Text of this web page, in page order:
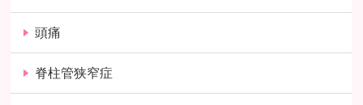
頭痛
脊柱管狭窄症